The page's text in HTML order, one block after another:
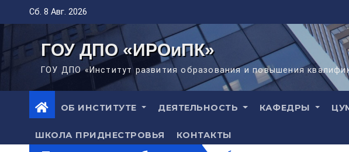
содержимому
Сб. 8 Авг. 2026
ГОУ ДПО «ИРОиПК»
ГОУ ДПО «Институт развития образования и повышения
ОБ ИНСТИТУТЕ ДЕЯТЕЛЬНОСТЬ КАФЕДРЫ
ШКОЛА ПРИДНЕСТРОВЬЯ КОНТАКТЫ